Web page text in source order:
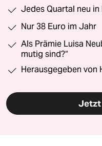
Jedes Quartal neu in
Nur 38 Euro im Jahr
Als Prämie Luisa
mutig sind?“
Herausgegeben von
Jetzt